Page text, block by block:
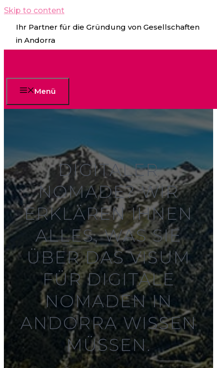
Skip to content
Ihr Partner für die Gründung von Gesellschaften
in Andorra
Menü
DIGITALER
NOMADE? WIR
ERKLÄREN IHNEN
ALLES, WAS SIE
ÜBER DAS VISUM
FÜR DIGITALE
NOMADEN IN
ANDORRA WISSEN
MÜSSEN.